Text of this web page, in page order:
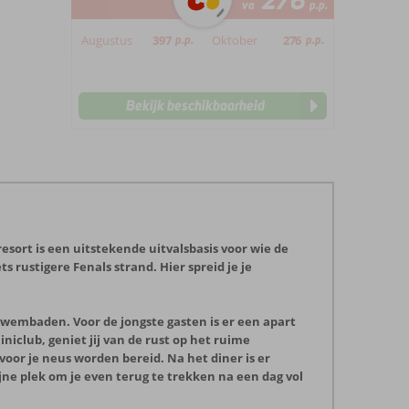
va p.p.
Augustus 397 p.p. Oktober 276 p.p.
Bekijk beschikbaarheid
is een uitstekende uitvalsbasis voor wie de
rustigere Fenals strand. Hier spreid je je
Voor de jongste gasten is er een apart
geniet jij van de rust op het ruime
je neus worden bereid. Na het diner is er
plek om je even terug te trekken na een dag vol